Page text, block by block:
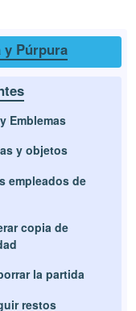
y Púrpura
Emblemas
y objetos
empleados de
copia de
la partida
restos